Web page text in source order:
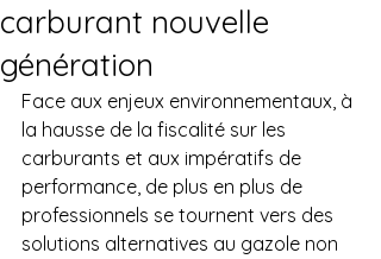
carburant nouvelle
génération
Face aux enjeux environnementaux, à
la hausse de la fiscalité sur les
carburants et aux impératifs de
performance, de plus en plus de
professionnels se tournent vers des
solutions alternatives au gazole non